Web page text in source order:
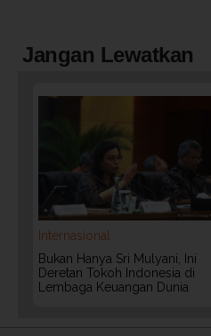
Jangan Lewatkan
Internasional
Bukan Hanya Sri Mulyani, Ini
Deretan Tokoh Indonesia di
Lembaga Keuangan Dunia